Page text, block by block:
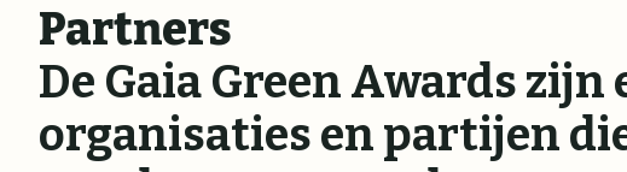
Partners
De Gaia Green Awards
organisaties en partijen